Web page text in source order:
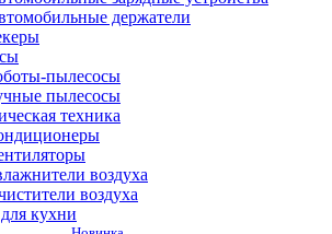
держатели
пылесосы
пылесосы
техника
воздуха
воздуха
кухни